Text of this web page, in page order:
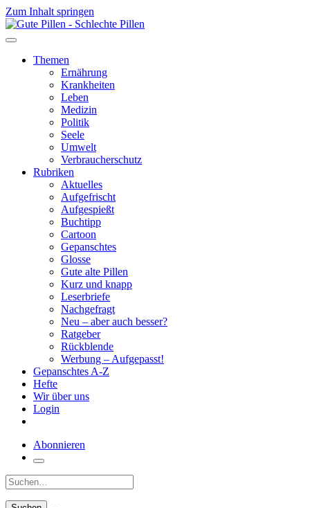
Zum Inhalt springen
Themen
Ernährung
Krankheiten
Leben
Medizin
Politik
Seele
Umwelt
Verbraucherschutz
Rubriken
Aktuelles
Aufgefrischt
Aufgespießt
Buchtipp
Cartoon
Gepanschtes
Glosse
Gute alte Pillen
Kurz und knapp
Leserbriefe
Nachgefragt
Neu – aber auch besser?
Ratgeber
Rückblende
Werbung – Aufgepasst!
Gepanschtes A-Z
Hefte
Wir über uns
Login
Abonnieren
Suche: